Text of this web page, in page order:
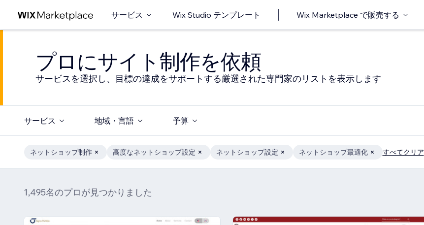
サービス Wix Studio テンプレート Wix Marketplace で販売する
プロにサイト制作を依頼
サービスを選択し、目標の達成をサポートする厳選された専門家のリストを表示します
サービス 地域・言語 予算
ネットショップ制作 高度なネットショップ設定 ネットショップ設定 ネットショップ最適化 すべてクリア
1,495名のプロが見つかりました